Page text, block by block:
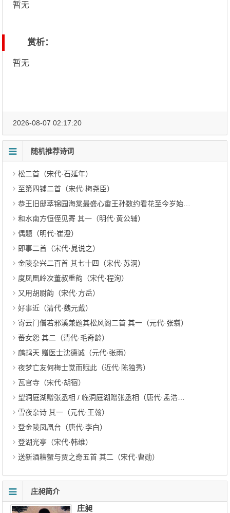
暂无
赏析：
暂无
2026-08-07 02:17:20
随机推荐诗词
松二首（宋代·石延年）
至第四铺二首（宋代·梅尧臣）
恭王旧邸萃锦园海棠最盛心畬王孙数约看花至今岁始得践适值歇枝春寒花迟小萼而已（清代·陈曾寿）
和水南方恒侄见寄 其一（明代·黄公辅）
偶题（明代·崔澄）
即事二首（宋代·晁说之）
金陵杂兴二百首 其七十四（宋代·苏泂）
度凤凰岭次董叔重韵（宋代·程洵）
又用胡尉韵（宋代·方岳）
好事近（清代·魏元戴）
寄云门僧若邪溪兼题其松风阁二首 其一（元代·张翥）
蕃女怨 其二（清代·毛奇龄）
鹧鸪天 赠医士沈德诚（元代·张雨）
夜梦亡友何梅士觉而赋此（近代·陈独秀）
瓦官寺（宋代·胡宿）
望洞庭湖赠张丞相 / 临洞庭湖赠张丞相（唐代·孟浩然）
雪夜杂诗 其一（元代·王翰）
登金陵凤凰台（唐代·李白）
登湖光亭（宋代·韩维）
送新酒糟蟹与贾之奇五首 其二（宋代·曹勋）
庄昶简介
庄昶